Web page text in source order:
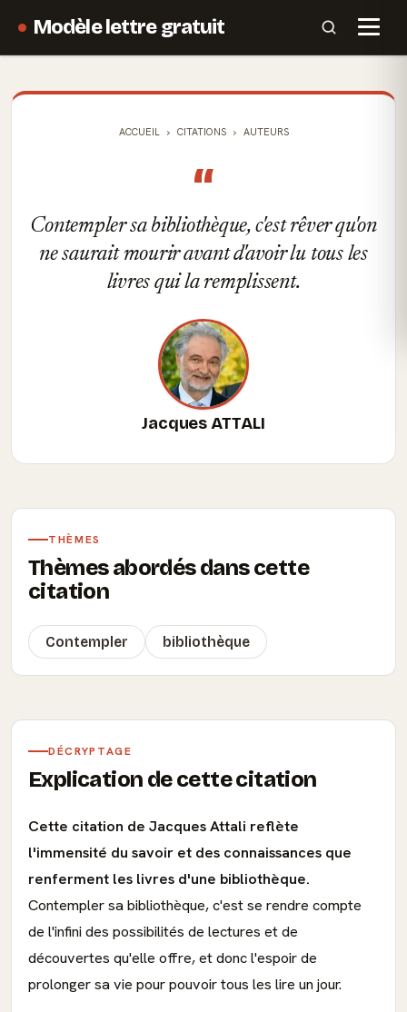
Modèle lettre gratuit
ACCUEIL CITATIONS AUTEURS
“
Contempler sa bibliothèque, c'est rêver qu'on
ne saurait mourir avant d'avoir lu tous les
livres qui la remplissent.
Jacques ATTALI
THÈMES
Thèmes abordés dans cette
citation
Contempler bibliothèque
DÉCRYPTAGE
Explication de cette citation
Cette citation de Jacques Attali reflète
l'immensité du savoir et des connaissances que
renferment les livres d'une bibliothèque.
Contempler sa bibliothèque, c'est se rendre compte
de l'infini des possibilités de lectures et de
découvertes qu'elle offre, et donc l'espoir de
prolonger sa vie pour pouvoir tous les lire un jour.